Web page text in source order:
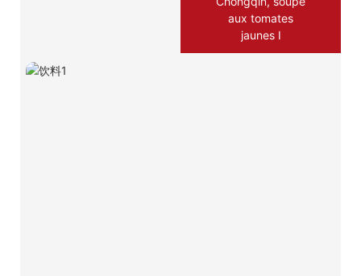
aux tomates
jaunes Ⅰ